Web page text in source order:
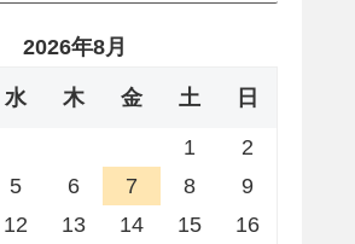
2026年8月
水 木 金 土 日
1
2
5 6 7 8
9
12 13 14 15
16